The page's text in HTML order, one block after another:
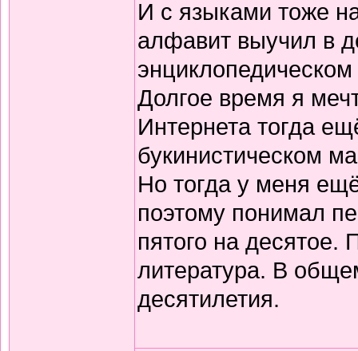
И с языками тоже
алфавит выучил в
Долгое время я
Интернета тогда
букинистическом
Но тогда у меня
поэтому понимал
пятого на десятое.
литература. В
десятилетия.